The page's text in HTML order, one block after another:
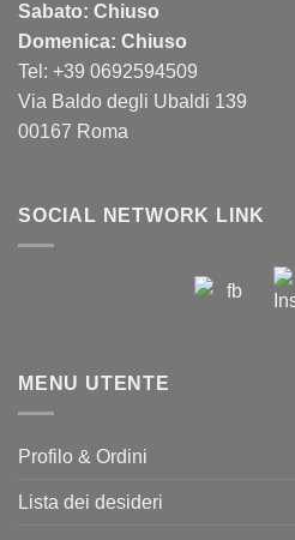
Sabato: Chiuso
Domenica: Chiuso
Tel: +39 0692594509
Via Baldo degli Ubaldi 139
00167 Roma
SOCIAL NETWORK LINK
MENU UTENTE
Profilo & Ordini
Lista dei desideri